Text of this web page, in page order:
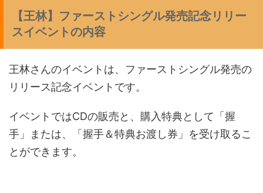
【王林】ファーストシングル発売記念リリー
スイベントの内容
王林さんのイベントは、ファーストシングル発売の
リリース記念イベントです。
イベントではCDの販売と、購入特典として「握
手」または、「握手＆特典お渡し券」を受け取るこ
とができます。